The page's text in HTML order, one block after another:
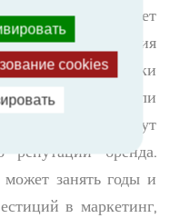
продукции имеет
доверия
вспышки
питания, или
продукты могут
репутации бренда.
может занять годы и
в маркетинг,
cookies